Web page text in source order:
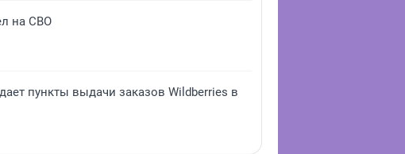
на СВО
пункты выдачи заказов Wildberries в